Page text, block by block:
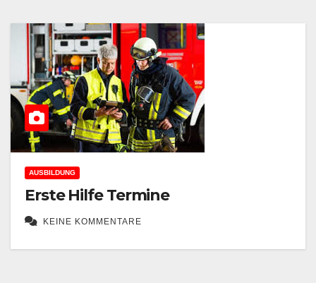
AUSBILDUNG
Erste Hilfe Termine